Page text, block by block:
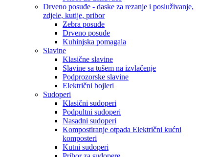
Drveno posuđe - daske za rezanje i posluživanje,
zdjele, kutije, pribor
Zebra posuđe
Drveno posuđe
Kuhinjska pomagala
Slavine
Klasične slavine
Slavine sa tušem na izvlačenje
Podprozorske slavine
Električni bojleri
Sudoperi
Klasični sudoperi
Podpultni sudoperi
Nasadni sudoperi
Kompostiranje otpada Električni kućni
komposteri
Kutni sudoperi